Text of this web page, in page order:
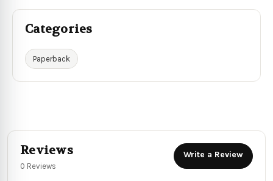
Categories
Paperback
Reviews
0 Reviews
Write a Review